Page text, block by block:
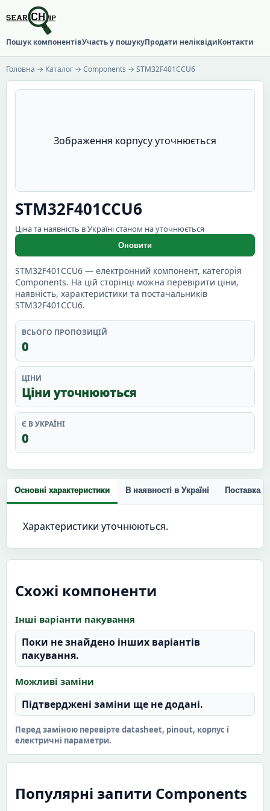
Пошук компонентівУчасть у пошукуПродати неліквідиКонтакти
Головна → Каталог → Components → STM32F401CCU6
Зображення корпусу уточнюється
STM32F401CCU6
Ціна та наявність в Україні станом на уточнюється
Оновити
STM32F401CCU6 — електронний компонент, категорія
Components. На цій сторінці можна перевірити ціни,
наявність, характеристики та постачальників
STM32F401CCU6.
ВСЬОГО ПРОПОЗИЦІЙ
0
ЦІНИ
Ціни уточнюються
Є В УКРАЇНІ
0
Основні характеристики В наявності в Україні Поставка
Характеристики уточнюються.
Схожі компоненти
Інші варіанти пакування
Поки не знайдено інших варіантів
пакування.
Можливі заміни
Підтверджені заміни ще не додані.
Перед заміною перевірте datasheet, pinout, корпус і
електричні параметри.
Популярні запити Components